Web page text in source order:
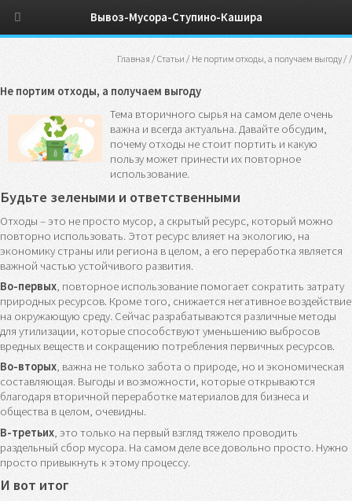
Главная / Статьи / Не портим отходы, а получаем выгоду/ /
Не портим отходы, а получаем выгоду
Тема вторичного сырья на самом деле очень
важна и всегда актуальна. Давайте обсудим,
почему отходы не стоит портить и какую
пользу может принести их повторное
использование.
Будьте зелеными и ответственными
Отходы – это не просто мусор, а скрытый ресурс, который можно
повторно использовать. Этот ресурс влияет на экологию, на
экономику страны или региона в целом, а его переработка является
важной частью устойчивого развития.
Во-первых, повторное использование помогает сократить затрату
природных ресурсов. Кроме того, снижается негативное воздействие
на окружающую среду. Сейчас разрабатываются различные методы
для утилизации, которые способствуют уменьшению выбросов
вредных веществ и сокращению потребления первичных ресурсов.
Во-вторых, важна не только забота о природе, но и экономическая
составляющая. Выгоды и возможности, которые открываются
благодаря вторичной переработке материалов для бизнеса и
общества в целом, очевидны.
В-третьих, это только на первый взгляд тяжело проводить
раздельный сбор мусора. На самом деле все довольно просто. Нужно
просто привыкнуть к этому процессу.
И вот итог
Вывоз-Мусора-Ступино-Кашира